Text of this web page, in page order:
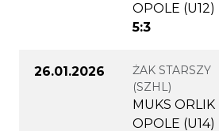
OPOLE (U12)
5:3
26.01.2026
ŻAK STARSZY
(SZHL)
MUKS ORLIK
OPOLE (U14)